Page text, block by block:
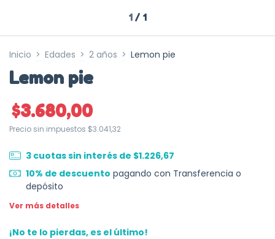
1 / 1
Inicio > Edades > 2 años > Lemon pie
Lemon pie
$3.680,00
Precio sin impuestos $3.041,32
3 cuotas sin interés de $1.226,67
10% de descuento pagando con Transferencia o
depósito
Ver más detalles
¡No te lo pierdas, es el último!